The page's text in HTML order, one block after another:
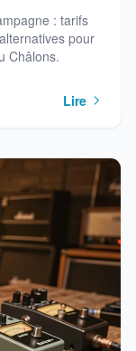
: tarifs
pour
Châlons.
Lire